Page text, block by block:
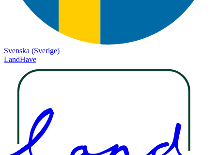
Svenska (Sverige)
LandHave